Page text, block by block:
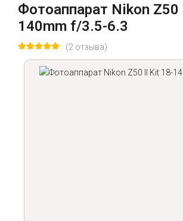
Фотоаппарат Nikon Z50
140mm f/3.5-6.3
(2 отзыва)